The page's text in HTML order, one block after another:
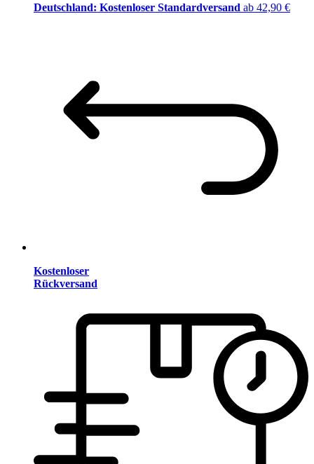
Deutschland: Kostenloser Standardversand ab 42,90 €
Kostenloser
Rückversand